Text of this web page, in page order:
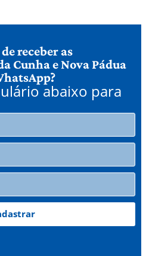
receber as
Cunha e Nova Pádua
abaixo para